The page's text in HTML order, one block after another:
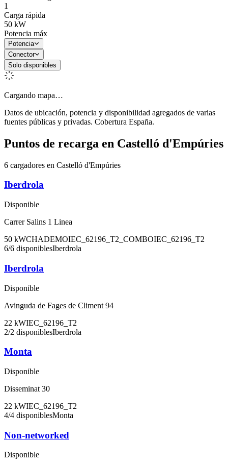
1
Carga rápida
50 kW
Potencia máx
Potencia
Conector
Solo disponibles
Cargando mapa…
Datos de ubicación, potencia y disponibilidad agregados de varias
fuentes públicas y privadas. Cobertura España.
Puntos de recarga en Castelló d'Empúries
6 cargadores en Castelló d'Empúries
Iberdrola
Disponible
Carrer Salins 1 Linea
50 kWCHADEMOIEC_62196_T2_COMBOIEC_62196_T2
6/6 disponiblesIberdrola
Iberdrola
Disponible
Avinguda de Fages de Climent 94
22 kWIEC_62196_T2
2/2 disponiblesIberdrola
Monta
Disponible
Disseminat 30
22 kWIEC_62196_T2
4/4 disponiblesMonta
Non-networked
Disponible